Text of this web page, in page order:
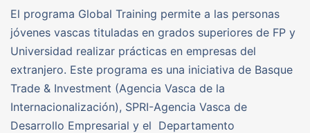
El programa Global Training permite a las personas
jóvenes vascas tituladas en grados superiores de FP y
Universidad realizar prácticas en empresas del
extranjero. Este programa es una iniciativa de Basque
Trade & Investment (Agencia Vasca de la
Internacionalización), SPRI-Agencia Vasca de
Desarrollo Empresarial y el Departamento